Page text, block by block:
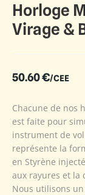
Horloge
Virage &
50.60€/CEE
Chacune de nos
est faite pour
instrument de
représente la
en Styrène
aux rayures et la
Nous utilisons